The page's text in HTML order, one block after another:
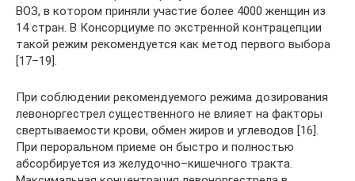
ВОЗ, в котором приняли участие более 4000 женщин из
14 стран. В Консорциуме по экстренной контрацепции
такой режим рекомендуется как метод первого выбора
[17–19].
При соблюдении рекомендуемого режима дозирования
левоноргестрел существенного не влияет на факторы
свертываемости крови, обмен жиров и углеводов [16].
При пероральном приеме он быстро и полностью
абсорбируется из желудочно–кишечного тракта.